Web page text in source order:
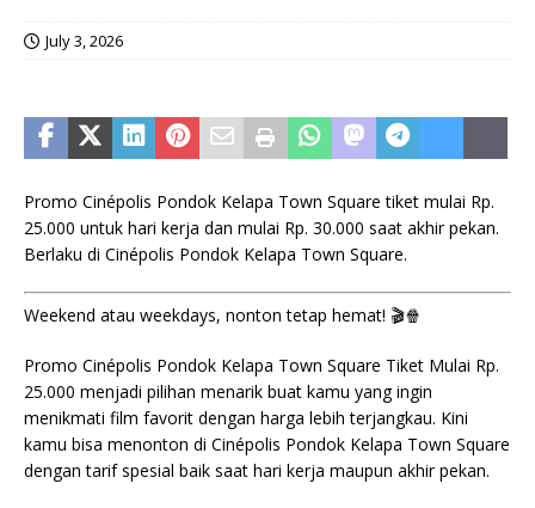
July 3, 2026
Promo Cinépolis Pondok Kelapa Town Square tiket mulai Rp.
25.000 untuk hari kerja dan mulai Rp. 30.000 saat akhir pekan.
Berlaku di Cinépolis Pondok Kelapa Town Square.
Weekend atau weekdays, nonton tetap hemat! 🎬🍿
Promo Cinépolis Pondok Kelapa Town Square Tiket Mulai Rp.
25.000 menjadi pilihan menarik buat kamu yang ingin
menikmati film favorit dengan harga lebih terjangkau. Kini
kamu bisa menonton di Cinépolis Pondok Kelapa Town Square
dengan tarif spesial baik saat hari kerja maupun akhir pekan.